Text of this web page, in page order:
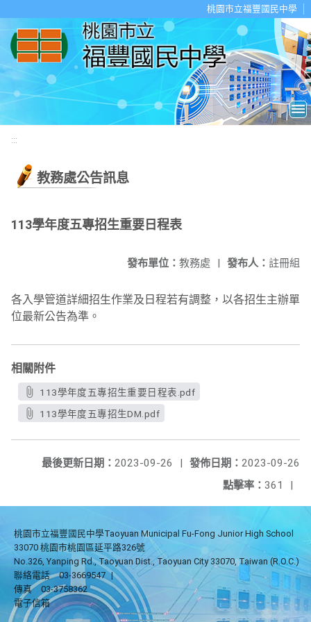
桃園市立福豐國民中學
:::
教務處公告訊息
113學年度五專招生重要日程表
發布人： 註冊組
發布單位： 教務處 |
各入學管道詳細招生作業及日程若有調整，以各招生主辦單
位最新公告為準。
相關附件
113學年度五專招生重要日程表.pdf
113學年度五專招生DM.pdf
發佈日期： 2023-09-26
最後更新日期： 2023-09-26
|
點擊率： 361 |
桃園市立福豐國民中學Taoyuan Municipal Fu-Fong Junior High School
33070 桃園市桃園區延平路326號
No.326, Yanping Rd., Taoyuan Dist., Taoyuan City 33070, Taiwan (R.O.C.)
聯絡電話
03-3669547 |
傳真
03-3758362
電子信箱